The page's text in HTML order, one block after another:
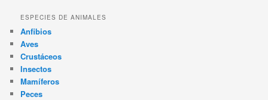
ESPECIES DE ANIMALES
Anfibios
Aves
Crustáceos
Insectos
Mamíferos
Peces